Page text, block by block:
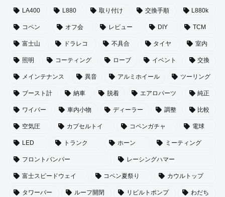
LA400 L880 取り付け 交換手順 L880k
コペン オフ会 レビュー DIY TCM
富士山 ドラレコ 不具合 タイヤ 室内
照明 コーティング ローブ イベント 交換
メインテナンス 異音 アルミホイール ツーリング
ブースト計 納車 脱着 エアロパーツ 純正
ワイパー 車内小物 ディーラー 調整 比較
空気圧 カプセルトイ コペンガチャ 電球
LED トランク ホーン ミーティング
フロントバンパー レーシングハマー
富士スピードウェイ コペン夏祭り カウルトップ
タワーバー ルーフ開閉 リビルトポンプ わだち